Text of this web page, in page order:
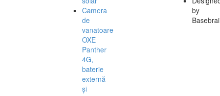
Camera
de
vanatoare
OXE
Panther
4G,
baterie
externă
și
by